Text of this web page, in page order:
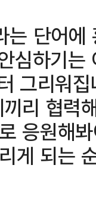
는 단어
심하기는
그리워
리 협력
응원해
게 되는